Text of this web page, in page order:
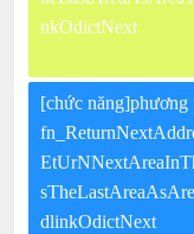
nkOdictNext
[chức năng]phương
dlinkOdictNext